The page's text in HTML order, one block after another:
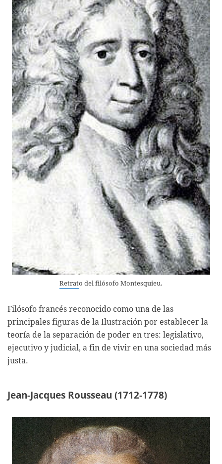
Retrato del filósofo Montesquieu.
Filósofo francés reconocido como una de las
principales figuras de la Ilustración por establecer la
teoría de la separación de poder en tres: legislativo,
ejecutivo y judicial, a fin de vivir en una sociedad más
justa.
Jean-Jacques Rousseau (1712-1778)